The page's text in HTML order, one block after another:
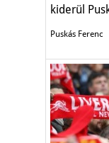
kiderül
Puskás Ferenc